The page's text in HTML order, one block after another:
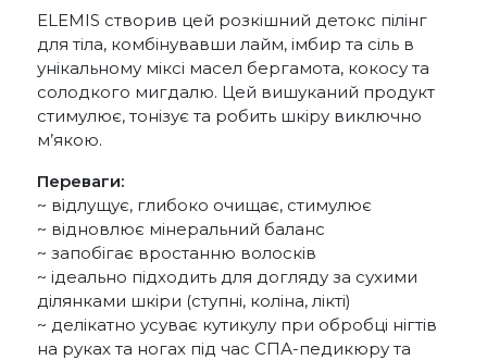
ELEMIS створив цей розкішний детокс пілінг
для тіла, комбінувавши лайм, імбир та сіль в
унікальному міксі масел бергамота, кокосу та
солодкого мигдалю. Цей вишуканий продукт
стимулює, тонізує та робить шкіру виключно
м’якою.
Переваги:
~ відлущує, глибоко очищає, стимулює
~ відновлює мінеральний баланс
~ запобігає вростанню волосків
~ ідеально підходить для догляду за сухими
ділянками шкіри (ступні, коліна, лікті)
~ делікатно усуває кутикулу при обробці нігтів
на руках та ногах під час СПА-педикюру та